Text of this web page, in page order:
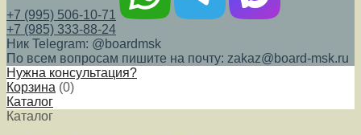
+7 (995) 506-10-71
+7 (985) 333-88-24
Ник Telegram: @boardmsk
По всем вопросам пишите на почту: zakaz@board-msk.ru
Нужна консультация?
Корзина (0)
Каталог
Каталог